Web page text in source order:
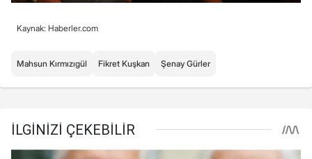
Kaynak: Haberler.com
Mahsun Kırmızıgül Fikret Kuşkan Şenay Gürler